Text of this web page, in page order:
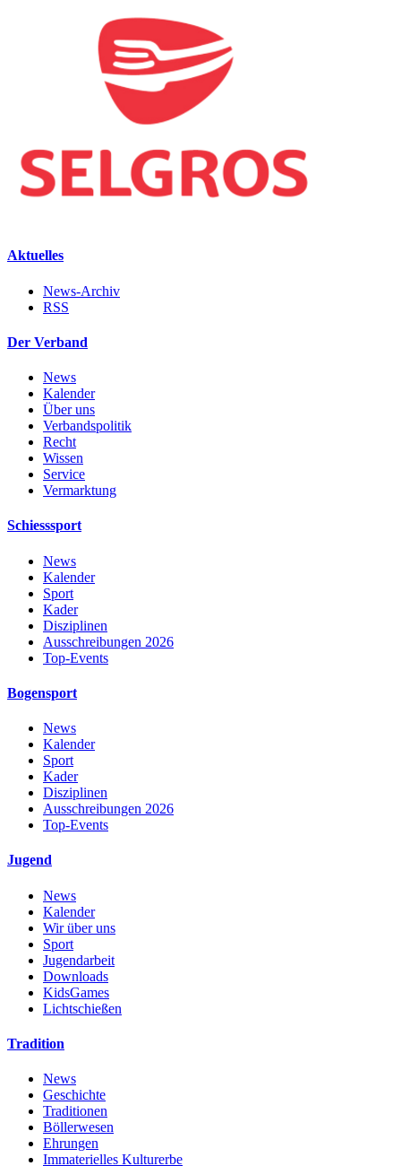
Aktuelles
News-Archiv
RSS
Der Verband
News
Kalender
Über uns
Verbandspolitik
Recht
Wissen
Service
Vermarktung
Schiesssport
News
Kalender
Sport
Kader
Disziplinen
Ausschreibungen 2026
Top-Events
Bogensport
News
Kalender
Sport
Kader
Disziplinen
Ausschreibungen 2026
Top-Events
Jugend
News
Kalender
Wir über uns
Sport
Jugendarbeit
Downloads
KidsGames
Lichtschießen
Tradition
News
Geschichte
Traditionen
Böllerwesen
Ehrungen
Immaterielles Kulturerbe